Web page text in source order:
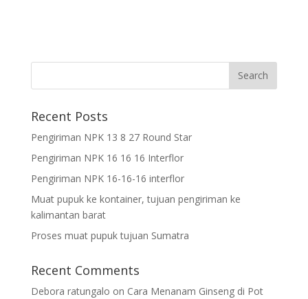
Recent Posts
Pengiriman NPK 13 8 27 Round Star
Pengiriman NPK 16 16 16 Interflor
Pengiriman NPK 16-16-16 interflor
Muat pupuk ke kontainer, tujuan pengiriman ke
kalimantan barat
Proses muat pupuk tujuan Sumatra
Recent Comments
Debora ratungalo on Cara Menanam Ginseng di Pot